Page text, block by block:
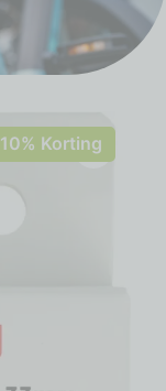
10% Korting